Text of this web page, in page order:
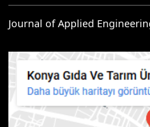
Journal of Applied